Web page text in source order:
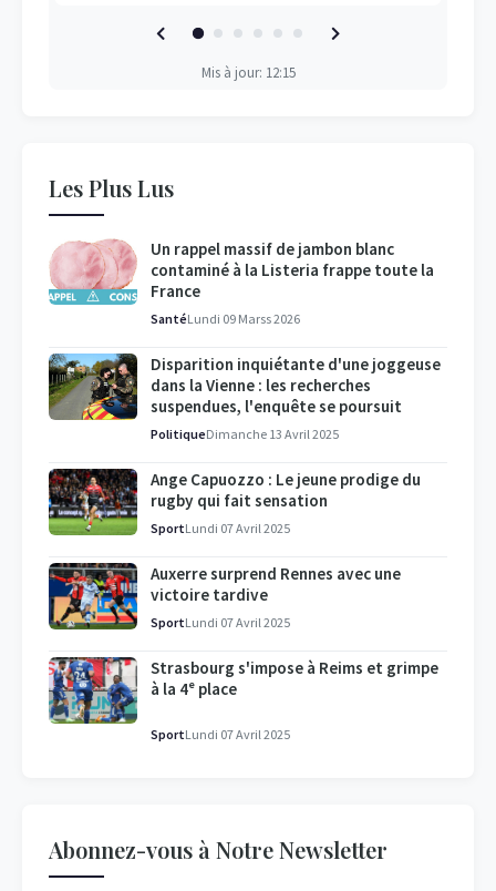
Mis à jour: 12:15
Les Plus Lus
Un rappel massif de jambon blanc
contaminé à la Listeria frappe toute la
France
SantéLundi 09 Marss 2026
Disparition inquiétante d'une joggeuse
dans la Vienne : les recherches
suspendues, l'enquête se poursuit
PolitiqueDimanche 13 Avril 2025
Ange Capuozzo : Le jeune prodige du
rugby qui fait sensation
SportLundi 07 Avril 2025
Auxerre surprend Rennes avec une
victoire tardive
SportLundi 07 Avril 2025
Strasbourg s'impose à Reims et grimpe
à la 4ᵉ place
SportLundi 07 Avril 2025
Abonnez-vous à Notre Newsletter